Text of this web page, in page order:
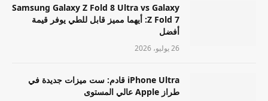
Samsung Galaxy Z Fold 8 Ultra vs Galaxy
Z Fold 7: أيهما مميز قابل للطي يوفر قيمة
أفضل
26 يوليو، 2026
iPhone Ultra قادم: ست ميزات جديدة في
طراز Apple عالي المستوى